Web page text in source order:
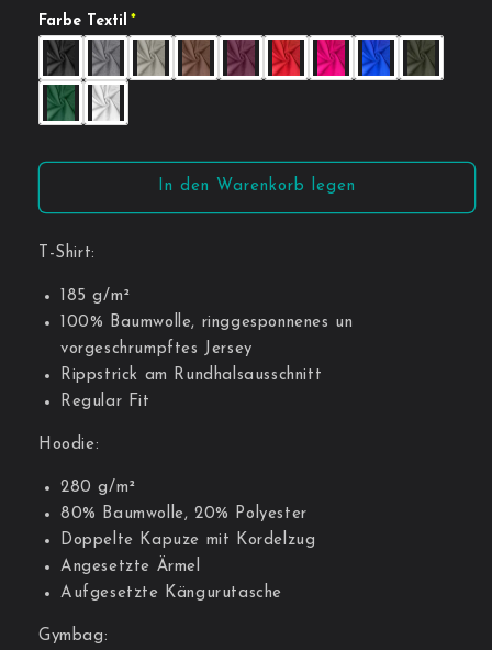
Menge
für
Art.
Nr.
041
für
Art.
Nr.
Farbe Textil
In den Warenkorb legen
T-Shirt:
185 g/m²
100% Baumwolle, ringgesponnenes un
vorgeschrumpftes Jersey
Rippstrick am Rundhalsausschnitt
Regular Fit
Hoodie:
280 g/m²
80% Baumwolle, 20% Polyester
Doppelte Kapuze mit Kordelzug
Angesetzte Ärmel
Aufgesetzte Kängurutasche
Gymbag: